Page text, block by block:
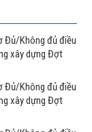
Đủ/Không đủ điều
xây dựng Đợt
Đủ/Không đủ điều
xây dựng Đợt